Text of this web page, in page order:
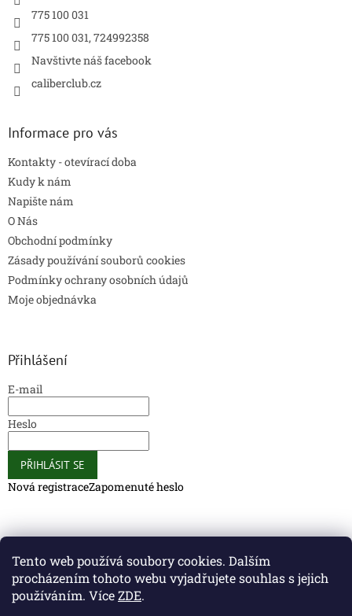
Tento web používá soubory cookies. Dalším
procházením tohoto webu vyjadřujete souhlas s jejich
používáním. VíceZDE.
775 100 031
775 100 031, 724992358
Navštivte náš facebook
caliberclub.cz
Informace pro vás
Kontakty - otevírací doba
Kudy k nám
Napište nám
O Nás
Obchodní podmínky
Zásady používání souborů cookies
Podmínky ochrany osobních údajů
Moje objednávka
Přihlášení
E-mail
Heslo
PŘIHLÁSIT SE
Nová registraceZapomenuté heslo